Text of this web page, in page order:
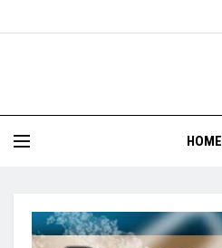
HOME